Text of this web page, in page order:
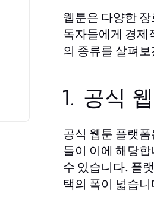
웹툰은 다양한
독자들에게 경제
의 종류를 살펴
1. 공식
공식 웹툰 플랫
들이 이에 해당
수 있습니다. 플
택의 폭이 넓습니